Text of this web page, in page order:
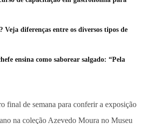
diferenças entre os diversos tipos de
ensina como saborear salgado: “Pela
final de semana para conferir a exposição
na coleção Azevedo Moura no Museu